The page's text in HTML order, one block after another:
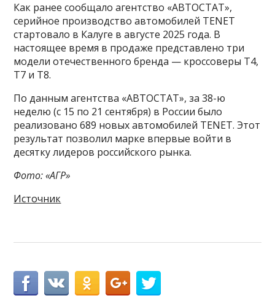
Как ранее сообщало агентство «АВТОСТАТ»,
серийное производство автомобилей TENET
стартовало в Калуге в августе 2025 года. В
настоящее время в продаже представлено три
модели отечественного бренда — кроссоверы T4,
T7 и T8.
По данным агентства «АВТОСТАТ», за 38-ю
неделю (с 15 по 21 сентября) в России было
реализовано 689 новых автомобилей TENET. Этот
результат позволил марке впервые войти в
десятку лидеров российского рынка.
Фото: «АГР»
Источник